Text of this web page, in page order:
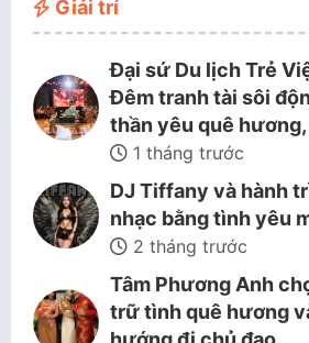
Giải trí
Đại sứ Du lịch Trẻ
Đêm tranh tài sôi
thần yêu quê
1 tháng trước
DJ Tiffany và hành
nhạc bằng tình yêu
2 tháng trước
Tâm Phương Anh
trữ tình quê hương